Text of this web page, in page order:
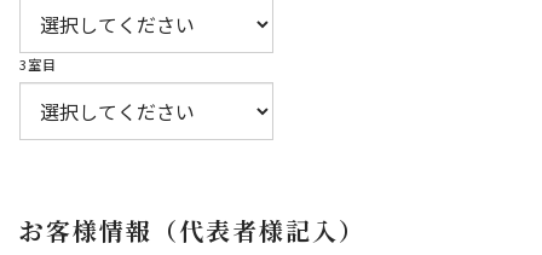
3室目
お客様情報（代表者様記入）